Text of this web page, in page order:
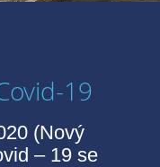
19
(Nový
– 19 se